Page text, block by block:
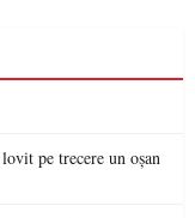
pe trecere un oșan